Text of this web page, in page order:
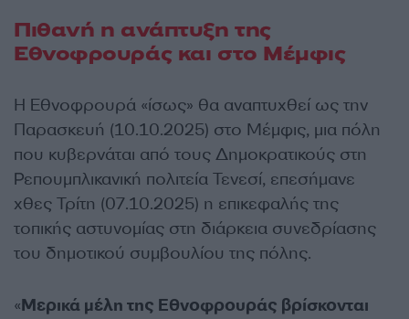
Πιθανή η ανάπτυξη της
Εθνοφρουράς και στο Μέμφις
Η Εθνοφρουρά «ίσως» θα αναπτυχθεί ως την
Παρασκευή (10.10.2025) στο Μέμφις, μια πόλη
που κυβερνάται από τους Δημοκρατικούς στη
Ρεπουμπλικανική πολιτεία Τενεσί, επεσήμανε
χθες Τρίτη (07.10.2025) η επικεφαλής της
τοπικής αστυνομίας στη διάρκεια συνεδρίασης
του δημοτικού συμβουλίου της πόλης.
«Μερικά μέλη της Εθνοφρουράς βρίσκονται